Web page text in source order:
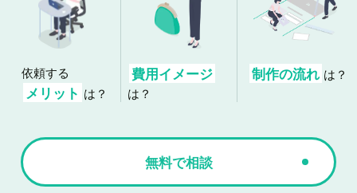
依頼する
メリット は？
費用イメージ
は？
制作の流れ は？
無料で相談